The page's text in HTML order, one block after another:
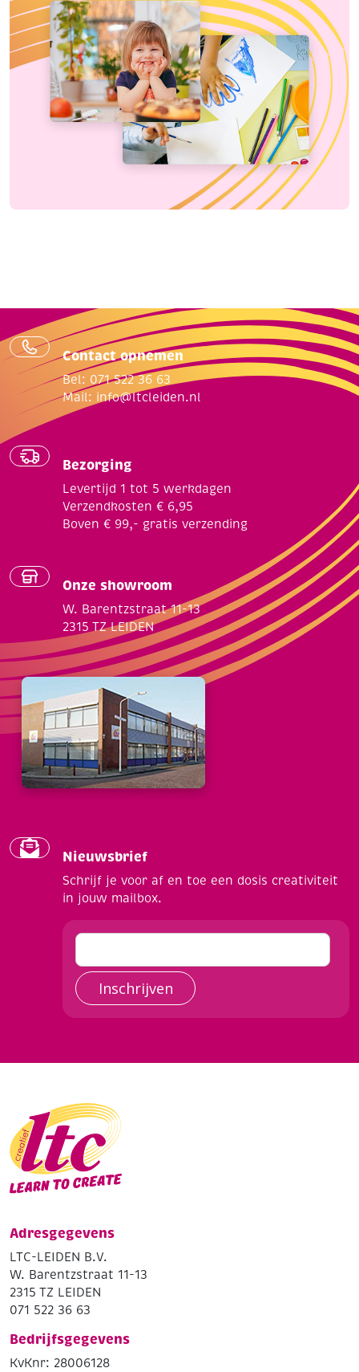
Contact opnemen
Bel: 071 522 36 63
Mail: info@ltcleiden.nl
Bezorging
Levertijd 1 tot 5 werkdagen
Verzendkosten € 6,95
Boven € 99,- gratis verzending
Onze showroom
W. Barentzstraat 11-13
2315 TZ LEIDEN
Nieuwsbrief
Schrijf je voor af en toe een dosis creativiteit
in jouw mailbox.
Inschrijven
Adresgegevens
LTC-LEIDEN B.V.
W. Barentzstraat 11-13
2315 TZ LEIDEN
071 522 36 63
Bedrijfsgegevens
KvKnr: 28006128